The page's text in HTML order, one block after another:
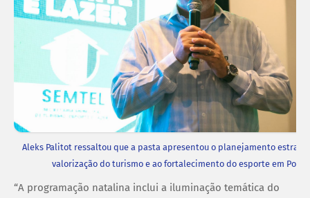
Aleks Palitot ressaltou que a pasta apresentou o planejamento
valorização do turismo e ao fortalecimento do esporte em Porto
“A programação natalina inclui a iluminação temática do